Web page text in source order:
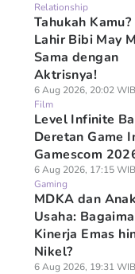
Relationship
Tahukah Kamu?
Lahir Bibi May
Sama dengan
Aktrisnya!
6 Aug 2026, 20:02 WIB
Film
Level Infinite
Deretan Game
Gamescom
6 Aug 2026, 17:15 WIB
Gaming
MDKA dan Anak
Usaha:
Kinerja Emas
Nikel?
6 Aug 2026, 19:31 WIB